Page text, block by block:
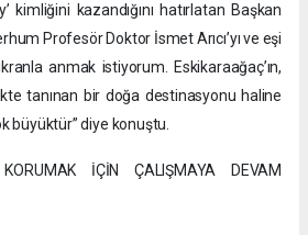
kimliğini kazandığını hatırlatan Başkan
Profesör Doktor İsmet Arıcı’yı ve eşi
anmak istiyorum. Eskikaraağaç’ın,
tanınan bir doğa destinasyonu haline
büyüktür” diye konuştu.
KORUMAK İÇİN ÇALIŞMAYA DEVAM